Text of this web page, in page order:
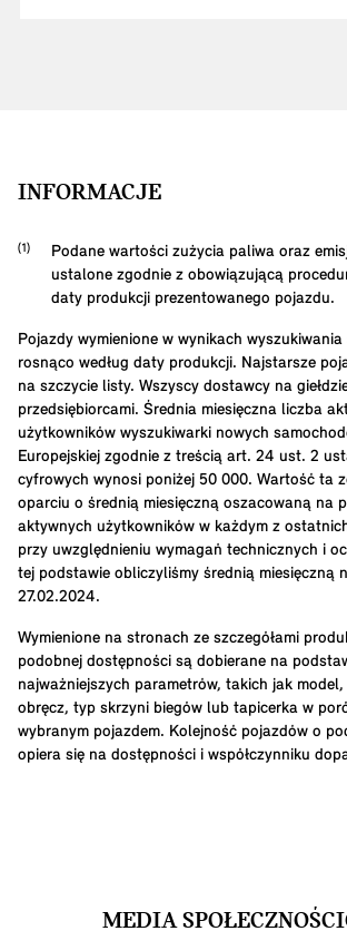
INFORMACJE
Podane wartości zużycia paliwa oraz
ustalone zgodnie z obowiązującą
daty produkcji prezentowanego pojazdu.
Pojazdy wymienione w wynikach
rosnąco według daty produkcji. Najstarsze
na szczycie listy. Wszyscy dostawcy na
przedsiębiorcami. Średnia miesięczna liczba
użytkowników wyszukiwarki nowych
Europejskiej zgodnie z treścią art. 24 ust. 2
cyfrowych wynosi poniżej 50 000. Wartość ta
oparciu o średnią miesięczną oszacowaną na
aktywnych użytkowników w każdym z
przy uwzględnieniu wymagań technicznych i
tej podstawie obliczyliśmy średnią miesięczną
27.02.2024.
Wymienione na stronach ze szczegółami
podobnej dostępności są dobierane na
najważniejszych parametrów, takich jak
obręcz, typ skrzyni biegów lub tapicerka w
wybranym pojazdem. Kolejność pojazdów o
opiera się na dostępności i współczynniku
MEDIA